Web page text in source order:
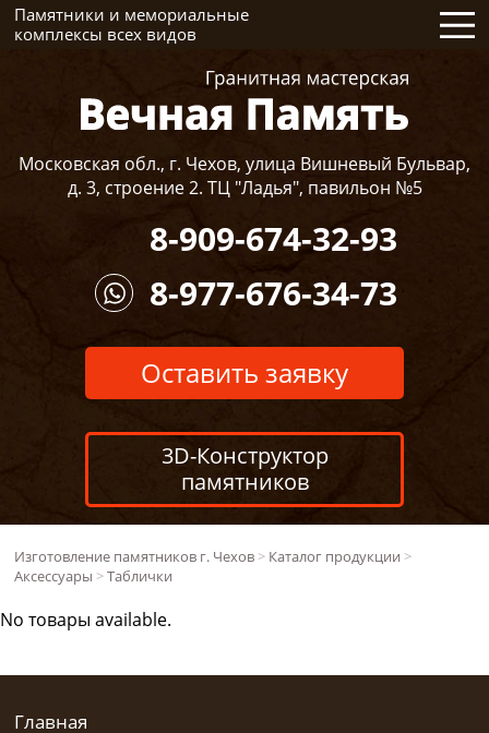
Памятники и мемориальные
комплексы всех видов
Московская обл., г. Чехов, улица Вишневый Бульвар,
д. 3, строение 2. ТЦ "Ладья", павильон №5
8-909-674-32-93
8-977-676-34-73
Оставить заявку
3D-Конструктор
памятников
Изготовление памятников г. Чехов > Каталог продукции >
Аксессуары >Таблички
No товары available.
Главная